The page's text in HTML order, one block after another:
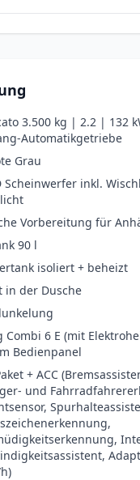
3.500 kg | 2.2 | 132
Automatikgetriebe
Grau
Scheinwerfer inkl.
Vorbereitung für
90 l
isoliert + beheizt
in der Dusche
Combi 6 E (mit
Bedienpanel
+ ACC
und